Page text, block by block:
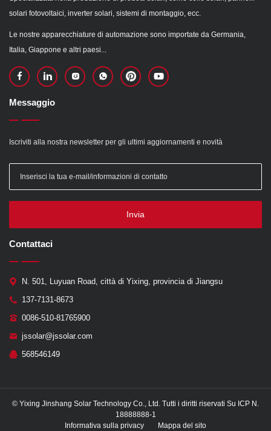
solari fotovoltaici, inverter solari, sistemi di montaggio, ecc.
Le nostre apparecchiature di automazione sono importate da Germania,
Italia, Giappone e altri paesi...
Messaggio
Iscriviti alla nostra newsletter per gli ultimi aggiornamenti e novità
Invia
Contattaci
N. 501, Luyuan Road, città di Yixing, provincia di Jiangsu
137-7131-8673
0086-510-81765900
jssolar@jssolar.com
568546149
© Yixing Jinshang Solar Technology Co., Ltd. Tutti i diritti riservati Su ICP N.
18888888-1
Informativa sulla privacy
Mappa del sito